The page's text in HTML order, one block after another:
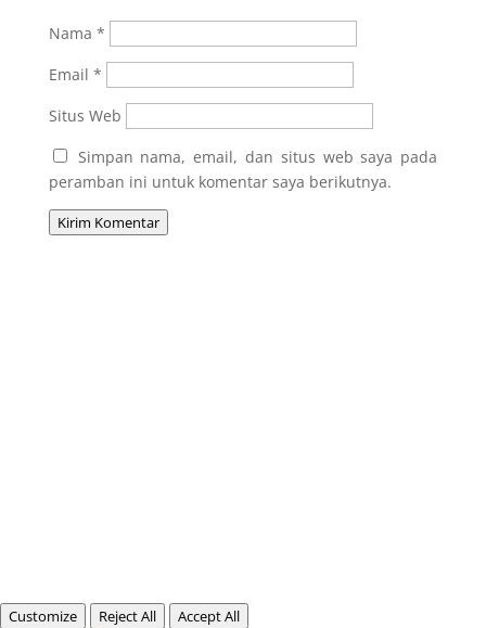
Nama *
Email *
Situs Web
Simpan nama, email, dan situs web saya pada
peramban ini untuk komentar saya berikutnya.
Kirim Komentar
Customize Reject All Accept All